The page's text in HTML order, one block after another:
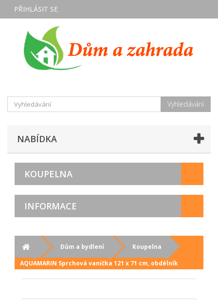
PŘIHLÁSIT SE
Vyhledávání
NABÍDKA
KOUPELNA
INFORMACE
Dům a bydlení
Koupelna
AQUAMARIN Sprchová vanička 121 x 71 cm, obdélník